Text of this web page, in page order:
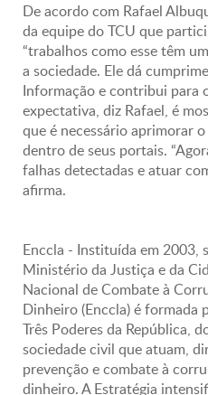
De acordo com Rafael
da equipe do TCU que
“trabalhos como esse têm
a sociedade. Ele dá
Informação e contribui para
expectativa, diz Rafael, é
que é necessário aprimorar
dentro de seus portais.
falhas detectadas e atuar
afirma.
Enccla - Instituída em 2003,
Ministério da Justiça e da
Nacional de Combate à
Dinheiro (Enccla) é formada
Três Poderes da República,
sociedade civil que atuam,
prevenção e combate à
dinheiro. A Estratégia